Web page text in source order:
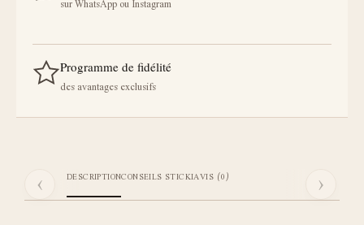
sur WhatsApp ou Instagram
Programme de fidélité
des avantages exclusifs
‹ DESCRIPTIONCONSEILS STICKIAVIS (0) ›